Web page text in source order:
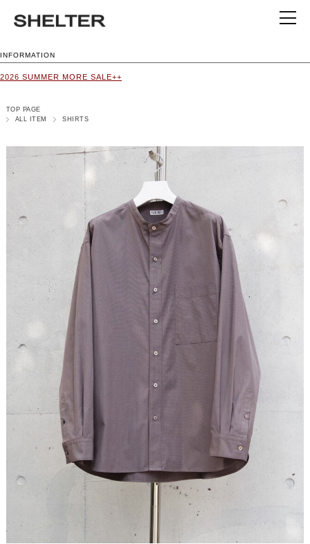
INFORMATION
2026 SUMMER MORE SALE++
TOP PAGE
ALL ITEM
SHIRTS